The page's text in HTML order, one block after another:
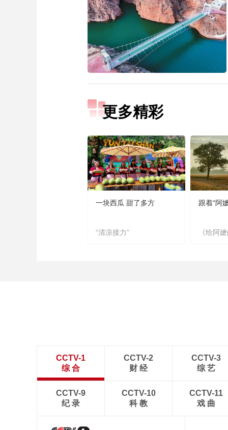
更多精彩
一块西瓜 甜了多方
“清凉接力”
跟着“阿
《给阿
CCTV-1
综 合
CCTV-2
财 经
CCTV-3
综 艺
CCTV-9
纪 录
CCTV-10
科 教
CCTV-11
戏 曲